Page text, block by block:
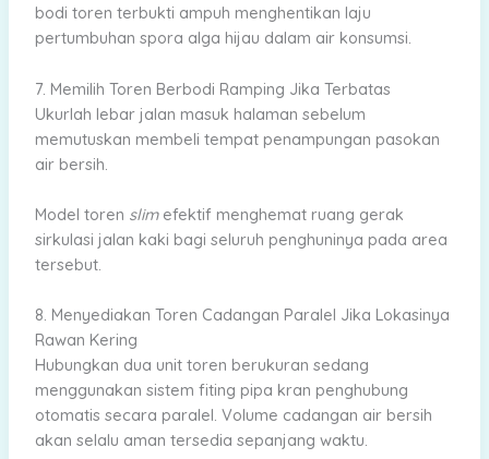
bodi toren terbukti ampuh menghentikan laju
pertumbuhan spora alga hijau dalam air konsumsi.
7. Memilih Toren Berbodi Ramping Jika Terbatas
Ukurlah lebar jalan masuk halaman sebelum
memutuskan membeli tempat penampungan pasokan
air bersih.
Model toren slimefektif menghemat ruang gerak
sirkulasi jalan kaki bagi seluruh penghuninya pada area
tersebut.
8. Menyediakan Toren Cadangan Paralel Jika Lokasinya
Rawan Kering
Hubungkan dua unit toren berukuran sedang
menggunakan sistem fiting pipa kran penghubung
otomatis secara paralel. Volume cadangan air bersih
akan selalu aman tersedia sepanjang waktu.